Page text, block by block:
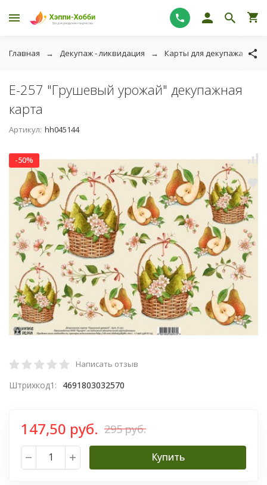
Главная Декупаж - ликвидация Карты для декупажа -
E-257 "Грушевый урожай" декупажная
карта
Артикул: hh045144
-50%
Написать отзыв
Штрихкод1: 4691803032570
147,50 руб. 295 руб.
Купить